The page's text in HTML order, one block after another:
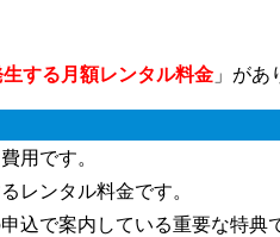
する月額レンタル料金 」があ
用です。
レンタル料金です。
込で案内している重要な特典